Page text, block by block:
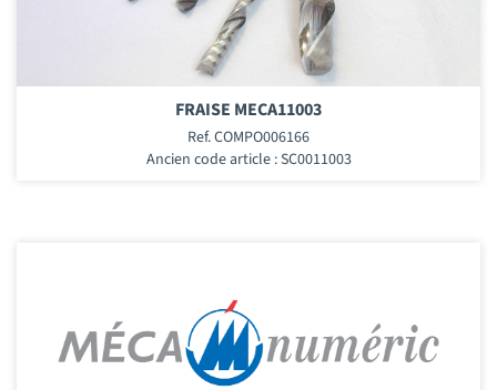
FRAISE MECA11003
Ref. COMPO006166
Ancien code article : SC0011003